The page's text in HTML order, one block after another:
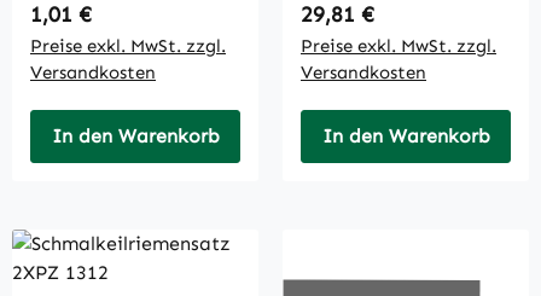
Regulärer Preis:
1,01 €
Preise exkl. MwSt. zzgl.
Versandkosten
In den Warenkorb
Regulärer Preis:
29,81 €
Preise exkl. MwSt. zzgl.
Versandkosten
In den Warenkorb